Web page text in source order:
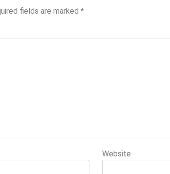
fields are marked *
Website